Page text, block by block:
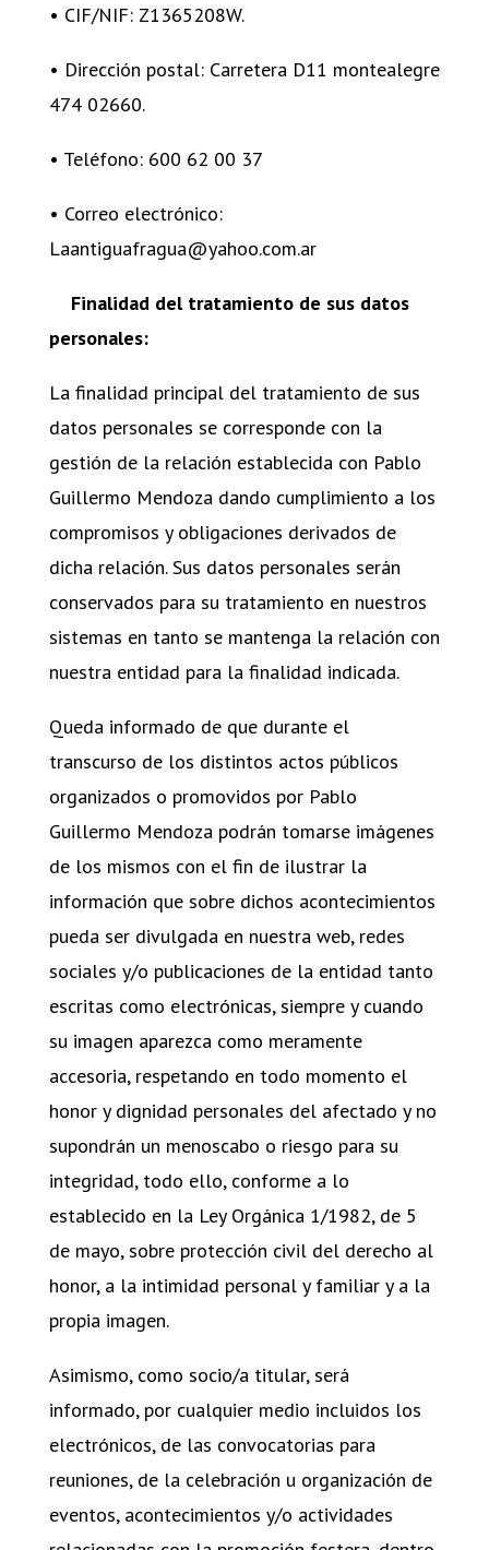
• CIF/NIF: Z1365208W.
• Dirección postal: Carretera D11 montealegre
474 02660.
• Teléfono: 600 62 00 37
• Correo electrónico:
Laantiguafragua@yahoo.com.ar
Finalidad del tratamiento de sus datos
personales:
La finalidad principal del tratamiento de sus
datos personales se corresponde con la
gestión de la relación establecida con Pablo
Guillermo Mendoza dando cumplimiento a los
compromisos y obligaciones derivados de
dicha relación. Sus datos personales serán
conservados para su tratamiento en nuestros
sistemas en tanto se mantenga la relación con
nuestra entidad para la finalidad indicada.
Queda informado de que durante el
transcurso de los distintos actos públicos
organizados o promovidos por Pablo
Guillermo Mendoza podrán tomarse imágenes
de los mismos con el fin de ilustrar la
información que sobre dichos acontecimientos
pueda ser divulgada en nuestra web, redes
sociales y/o publicaciones de la entidad tanto
escritas como electrónicas, siempre y cuando
su imagen aparezca como meramente
accesoria, respetando en todo momento el
honor y dignidad personales del afectado y no
supondrán un menoscabo o riesgo para su
integridad, todo ello, conforme a lo
establecido en la Ley Orgánica 1/1982, de 5
de mayo, sobre protección civil del derecho al
honor, a la intimidad personal y familiar y a la
propia imagen.
Asimismo, como socio/a titular, será
informado, por cualquier medio incluidos los
electrónicos, de las convocatorias para
reuniones, de la celebración u organización de
eventos, acontecimientos y/o actividades